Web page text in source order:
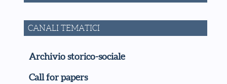
CANALI TEMATICI
Archivio storico-sociale
Call for papers